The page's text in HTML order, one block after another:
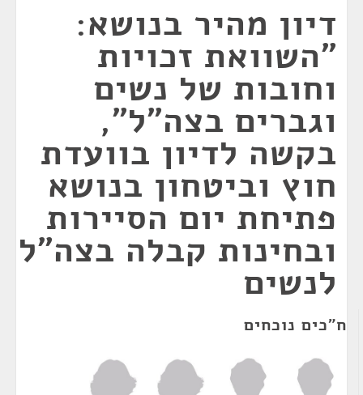
דיון מהיר בנושא:
"השוואת זכויות
וחובות של נשים
וגברים בצה"ל",
בקשה לדיון בוועדת
חוץ וביטחון בנושא
פתיחת יום הסיירות
ובחינות קבלה בצה"ל
לנשים
ח"כים נוכחים